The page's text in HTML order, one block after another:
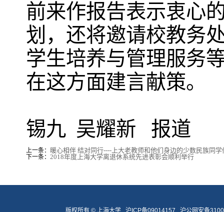
前来作报告表示衷心
划，还将邀请校教务
学生培养与管理服务
在这方面建言献策。
锡九 吴耀新 报道
上一条： 暖心相伴 结对同行----上大老教师和他们身边的少数民族同学
下一条： 2018年度上海大学离退休系统先进表彰会顺利举行
版权所有 ©上海大学 沪ICP备09014157
沪公网安备